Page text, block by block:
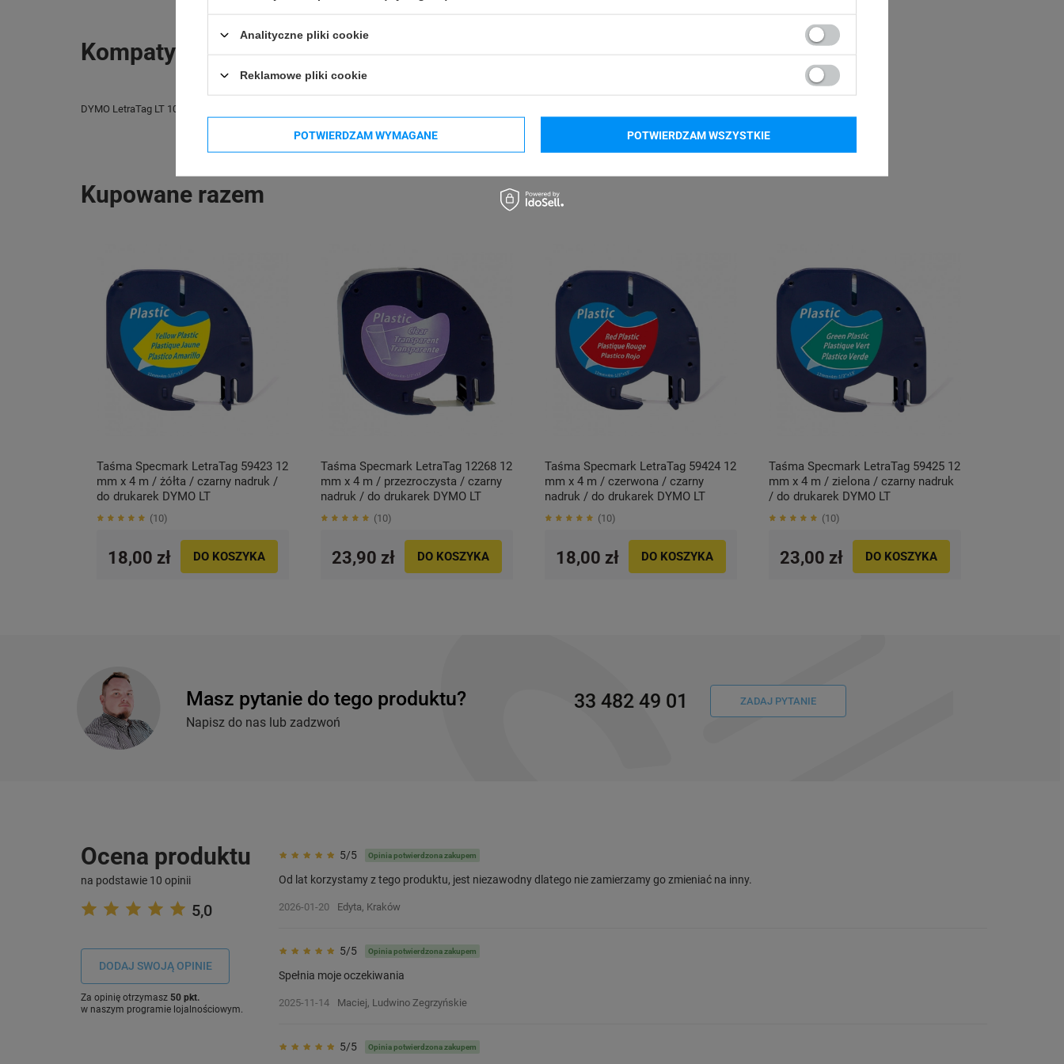
Kompatybilne urządzenia
DYMO LetraTag LT 100H
Kupowane razem
Taśma Specmark LetraTag 59423 12
mm x 4 m / żółta / czarny nadruk /
do drukarek DYMO LT
10
18,00 zł DO KOSZYKA
Taśma Specmark LetraTag 12268 12
mm x 4 m / przezroczysta / czarny
nadruk / do drukarek DYMO LT
10
23,90 zł DO KOSZYKA
Taśma Specmark LetraTag 59424 12
mm x 4 m / czerwona / czarny
nadruk / do drukarek DYMO LT
10
18,00 zł DO KOSZYKA
Taśma Specmark LetraTag 59425 12
mm x 4 m / zielona / czarny nadruk
/ do drukarek DYMO LT
10
23,00 zł DO KOSZYKA
Masz pytanie do tego produktu?
Napisz do nas lub zadzwoń
33 482 49 01 ZADAJ PYTANIE
Ocena produktu
na podstawie 10 opinii
5,0
DODAJ SWOJĄ OPINIE
Za opinię otrzymasz 50 pkt.
w naszym programie lojalnościowym.
5/5 Opinia potwierdzona zakupem
Od lat korzystamy z tego produktu, jest niezawodny dlatego nie zamierzamy go zmieniać na inny.
2026-01-20 Edyta, Kraków
5/5 Opinia potwierdzona zakupem
Spełnia moje oczekiwania
2025-11-14 Maciej, Ludwino Zegrzyńskie
5/5 Opinia potwierdzona zakupem
Analityczne pliki cookie
Reklamowe pliki cookie
POTWIERDZAM WYMAGANE POTWIERDZAM WSZYSTKIE